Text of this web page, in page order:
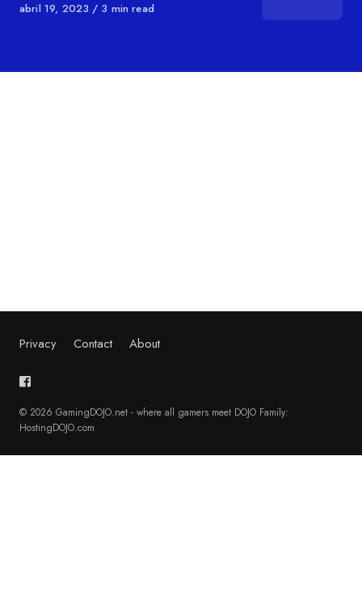
Publicado
abril 19, 2023 3 min read
Privacy Contact About
© 2026 GamingDOJO.net - where all gamers meet DOJO Family:
HostingDOJO.com